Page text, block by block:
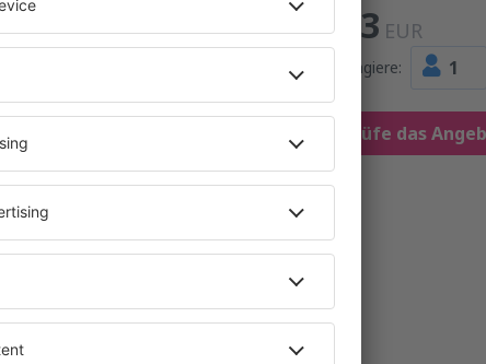
183 EUR
Passagiere: 1
Prüfe das
Einzelheiten
FRA Direktflug
EURpro Passagier)